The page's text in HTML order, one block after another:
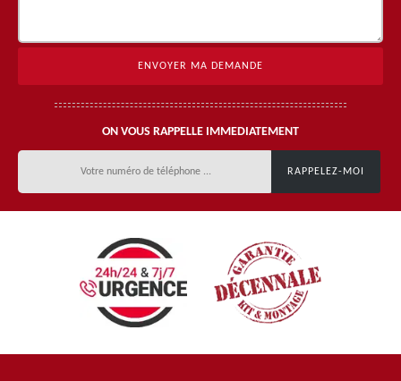
ON VOUS RAPPELLE IMMEDIATEMENT